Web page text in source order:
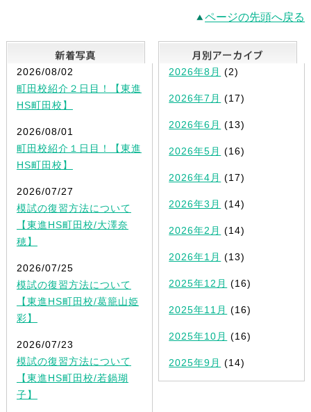
ページの先頭へ戻る
新着写真
2026/08/02
町田校紹介２日目！【東進
HS町田校】
2026/08/01
町田校紹介１日目！【東進
HS町田校】
2026/07/27
模試の復習方法について
【東進HS町田校/大澤奈
穂】
2026/07/25
模試の復習方法について
【東進HS町田校/葛籠山姫
彩】
2026/07/23
模試の復習方法について
【東進HS町田校/若鍋瑚
子】
2026年8月 (2)
2026年7月 (17)
2026年6月 (13)
2026年5月 (16)
2026年4月 (17)
2026年3月 (14)
2026年2月 (14)
2026年1月 (13)
2025年12月 (16)
2025年11月 (16)
2025年10月 (16)
2025年9月 (14)